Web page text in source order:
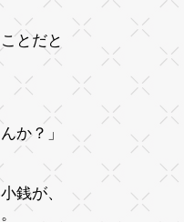
とだと
か？」
銭が、